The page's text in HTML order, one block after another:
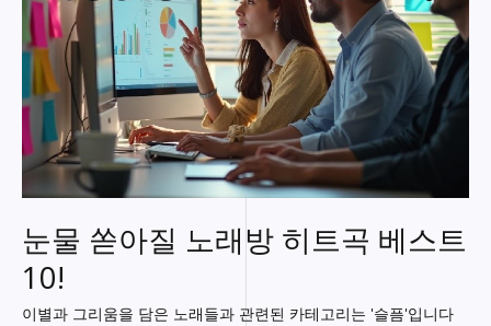
눈물 쏟아질 노래방 히트곡 베스트
10!
이별과 그리움을 담은 노래들과 관련된 카테고리는 '슬픔'입니다